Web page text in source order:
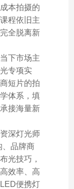
本拍摄的
程依旧主
全脱离新
下市场主
专项实
短片的拍
体系，填
接海量新
深灯光师
、品牌商
光技巧，
效率、高
便携灯